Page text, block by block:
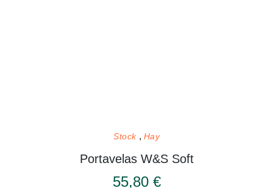
Stock Hay
Portavelas W&S Soft
55,80 €